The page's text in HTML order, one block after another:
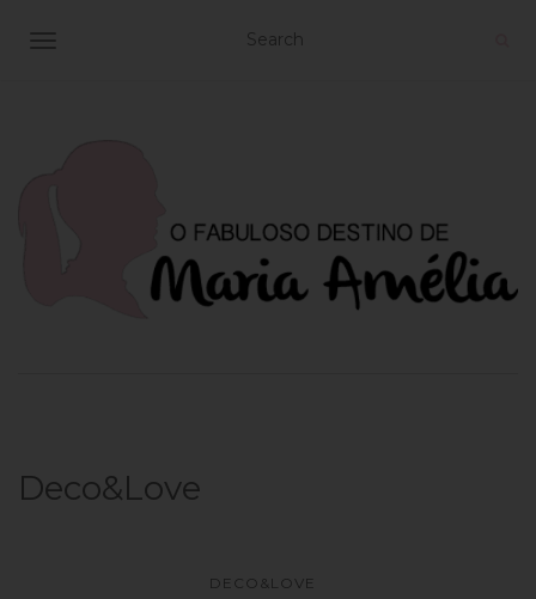
TOGGLE NAVIGATION
Deco&Love
DECO&LOVE